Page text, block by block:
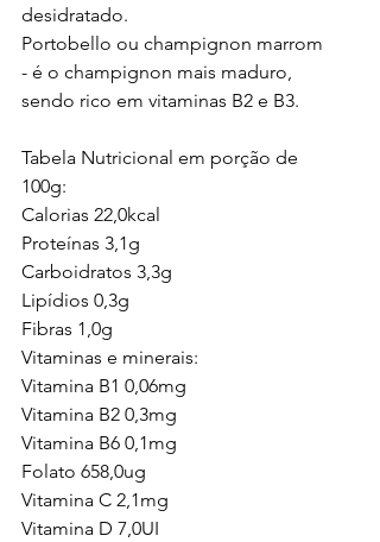
desidratado.
Portobello ou champignon marrom
- é o champignon mais maduro,
sendo rico em vitaminas B2 e B3.
Tabela Nutricional em porção de
100g:
Calorias 22,0kcal
Proteínas 3,1g
Carboidratos 3,3g
Lipídios 0,3g
Fibras 1,0g
Vitaminas e minerais:
Vitamina B1 0,06mg
Vitamina B2 0,3mg
Vitamina B6 0,1mg
Folato 658,0ug
Vitamina C 2,1mg
Vitamina D 7,0UI